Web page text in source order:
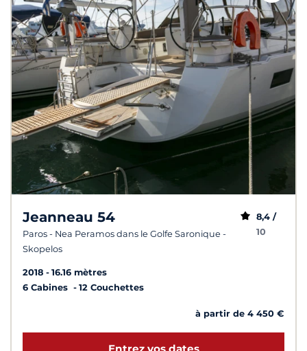
Jeanneau 54
Paros - Nea Peramos dans le Golfe Saronique -
Skopelos
8,4 /
10
2018
16.16 mètres
6 Cabines
12 Couchettes
à partir de 4 450 €